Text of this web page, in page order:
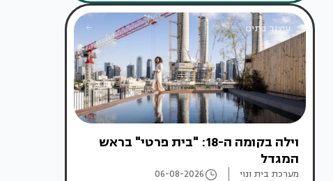
עיצוב בתים
וילה בקומה ה-18: "בית פרטי" בראש
המגדל
מערכת בית ונוי 06-08-2026